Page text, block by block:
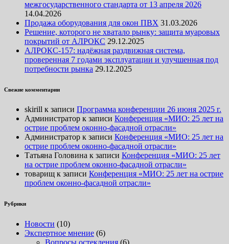
межгосударственного стандарта от 13 апреля 2026
14.04.2026
Продажа оборудования для окон ПВХ 31.03.2026
Решение, которого не хватало рынку: защита муаровых
покрытий от АЛРОКС 29.12.2025
АЛРОКС-157: надёжная раздвижная система,
проверенная 7 годами эксплуатации и улучшенная под
потребности рынка 29.12.2025
Свежие комментарии
skirill к записи Программа конференции 26 июня 2025 г.
Администратор к записи Конференция «МИО: 25 лет на
острие проблем оконно-фасадной отрасли»
Администратор к записи Конференция «МИО: 25 лет на
острие проблем оконно-фасадной отрасли»
Татьяна Головина к записи Конференция «МИО: 25 лет
на острие проблем оконно-фасадной отрасли»
товарищ к записи Конференция «МИО: 25 лет на острие
проблем оконно-фасадной отрасли»
Рубрики
Новости (10)
Экспертное мнение (6)